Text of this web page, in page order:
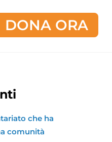
DONA ORA
che ha
comunità